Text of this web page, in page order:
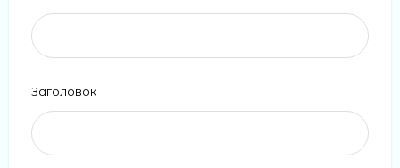
Заголовок